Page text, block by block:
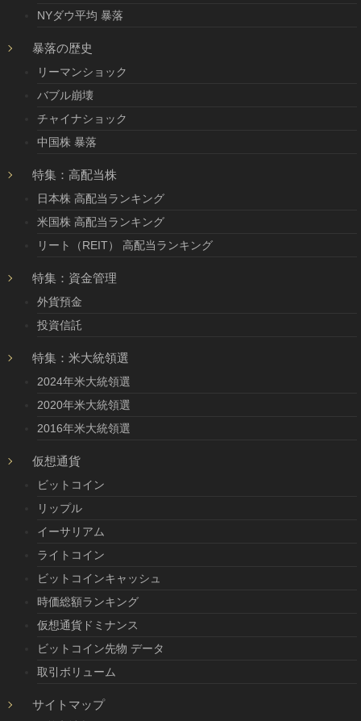
NYダウ平均 暴落
暴落の歴史
リーマンショック
バブル崩壊
チャイナショック
中国株 暴落
特集：高配当株
日本株 高配当ランキング
米国株 高配当ランキング
リート（REIT） 高配当ランキング
特集：資金管理
外貨預金
投資信託
特集：米大統領選
2024年米大統領選
2020年米大統領選
2016年米大統領選
仮想通貨
ビットコイン
リップル
イーサリアム
ライトコイン
ビットコインキャッシュ
時価総額ランキング
仮想通貨ドミナンス
ビットコイン先物 データ
取引ボリューム
サイトマップ